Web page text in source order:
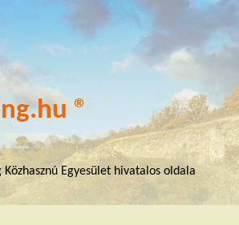
®
Egyesület hivatalos oldala